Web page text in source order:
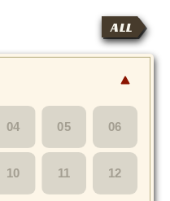
ALL
04 05 06
10 11 12